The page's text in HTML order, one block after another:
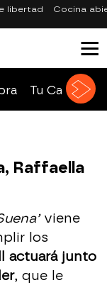
libertad Cocina
Tu Cara Me
Raffaella
viene
los
actuará junto
, que le